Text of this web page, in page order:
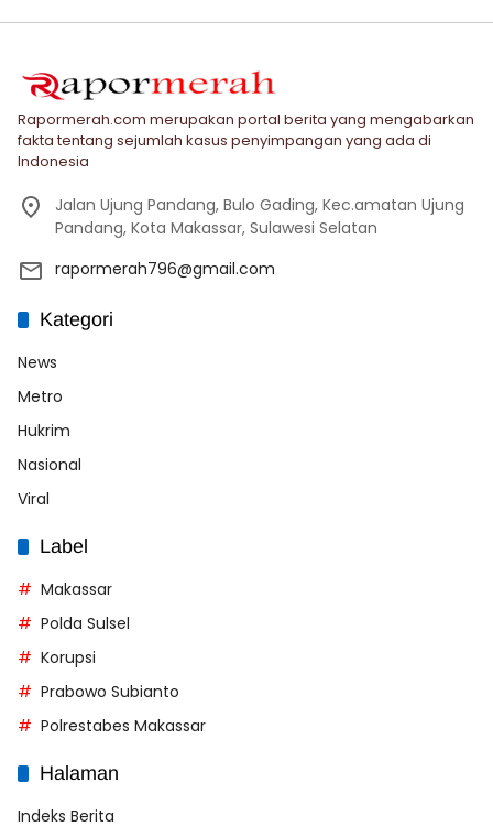
Rapormerah.com merupakan portal berita yang mengabarkan
fakta tentang sejumlah kasus penyimpangan yang ada di
Indonesia
Jalan Ujung Pandang, Bulo Gading, Kec.amatan Ujung
Pandang, Kota Makassar, Sulawesi Selatan
rapormerah796@gmail.com
Kategori
News
Metro
Hukrim
Nasional
Viral
Label
Makassar
Polda Sulsel
Korupsi
Prabowo Subianto
Polrestabes Makassar
Halaman
Indeks Berita